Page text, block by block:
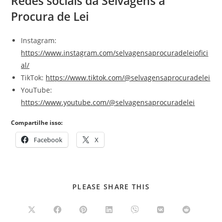
Procura de Lei
Instagram:
https://www.instagram.com/selvagensaprocuradeleiofici
al/
TikTok: https://www.tiktok.com/@selvagensaprocuradelei
YouTube:
https://www.youtube.com/@selvagensaprocuradelei
Compartilhe isso:
Facebook X
PLEASE SHARE THIS
Abre
Abre Abre Abre Abre Abre Abre